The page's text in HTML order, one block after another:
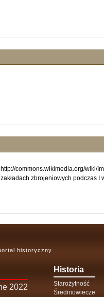
commons.wikimedia.org/wiki/
zbrojeniowych podczas I
historyczny
2022
Historia
Starożytność
Średniowiecze